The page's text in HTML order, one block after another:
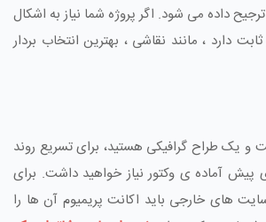
داده می شود. اگر پروژه شما نیاز به اشکال
دارد ، مانند نقاشی ، بهترین انتخاب بردار
و یک طراح گرافیکی هستید، برای تسریع روند
آماده ی وکتور نیاز خواهید داشت. برای
های خارجی باید اکانت پریمیوم آن ها را